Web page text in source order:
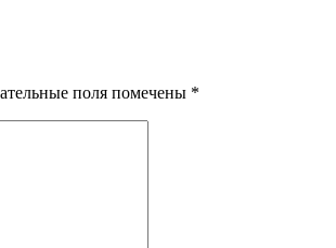
поля помечены *